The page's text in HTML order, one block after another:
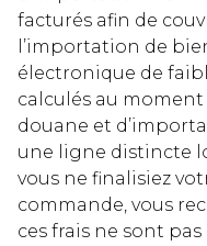
facturés afin de
l’importation de
électronique de
calculés au moment
douane et
une ligne distincte
vous ne finalisiez
commande, vous
ces frais ne sont